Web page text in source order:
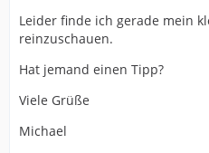
Leider finde ich gerade mein
reinzuschauen.
Hat jemand einen Tipp?
Viele Grüße
Michael